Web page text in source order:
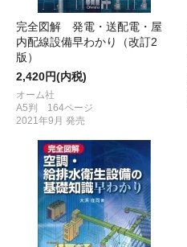
完全図解 発電・送配電・屋
内配線設備早わかり（改訂2
版）
2,420円(内税)
オーム社
A5判 164ページ
2021年9月 発売